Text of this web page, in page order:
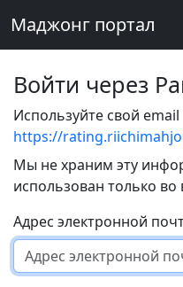
Маджонг портал
Войти через
Используйте свой
https://
Мы не храним эту
использован только во
Адрес электронной